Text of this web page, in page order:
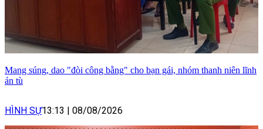
Mang súng, dao "đòi công bằng" cho bạn gái, nhóm thanh niên lĩnh
án tù
HÌNH SỰ13:13 | 08/08/2026